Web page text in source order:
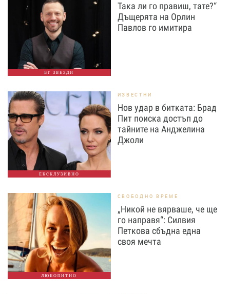
БГ ЗВЕЗДИ
Така ли го правиш, тате?“
Дъщерята на Орлин
Павлов го имитира
ЕКСКЛУЗИВНО
ИЗВЕСТНИ
Нов удар в битката: Брад
Пит поиска достъп до
тайните на Анджелина
Джоли
ЛЮБОПИТНО
СВОБОДНО ВРЕМЕ
„Никой не вярваше, че ще
го направя“: Силвия
Петкова сбъдна една
своя мечта